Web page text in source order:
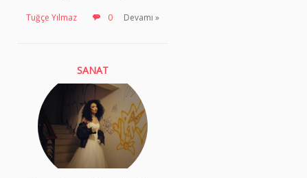
Tuğçe Yılmaz 0 Devamı »
SANAT